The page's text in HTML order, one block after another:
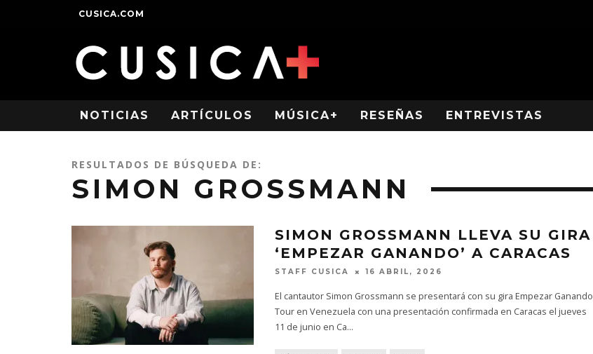
CUSICA.COM
NOTICIAS ARTÍCULOS MÚSICA+ RESEÑAS ENTREVISTAS
RESULTADOS DE BÚSQUEDA DE:
SIMON GROSSMANN
SIMON GROSSMANN LLEVA SU GIRA
‘EMPEZAR GANANDO’ A CARACAS
STAFF CUSICA 16 ABRIL, 2026
El cantautor Simon Grossmann se presentará con su gira Empezar Ganando
Tour en Venezuela con una presentación confirmada en Caracas el jueves
11 de junio en Ca...